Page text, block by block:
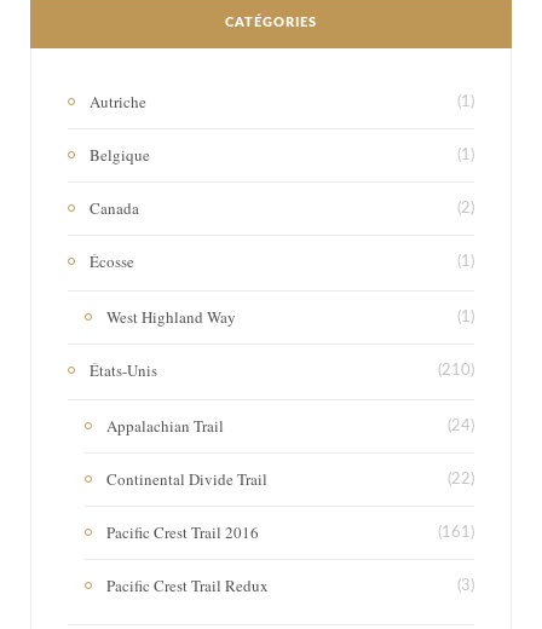
CATÉGORIES
Autriche (1)
Belgique (1)
Canada (2)
Écosse (1)
West Highland Way (1)
États-Unis (210)
Appalachian Trail (24)
Continental Divide Trail (22)
Pacific Crest Trail 2016 (161)
Pacific Crest Trail Redux (3)